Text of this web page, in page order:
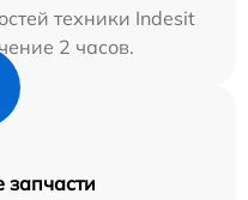
техники Indesit
2 часов.